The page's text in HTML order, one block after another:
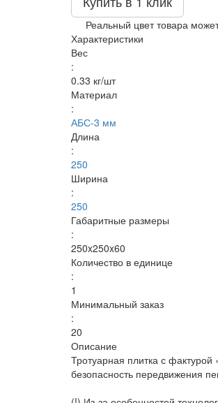
Реальный цвет товара
Характеристики
Вес
:
0.33 кг/шт
Материал
:
АБС-3 мм
Длина
:
250
Ширина
:
250
Габаритные размеры
:
250x250x60
Количество в единице
:
1
Минимальный заказ
:
20
Описание
Тротуарная плитка с
безопасность передвижения